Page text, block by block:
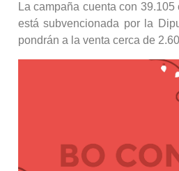
La campaña cuenta con
está subvencionada por la
pondrán a la venta cerca de